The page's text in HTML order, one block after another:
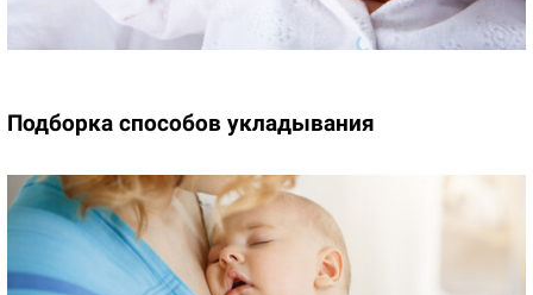
Подборка способов укладывания